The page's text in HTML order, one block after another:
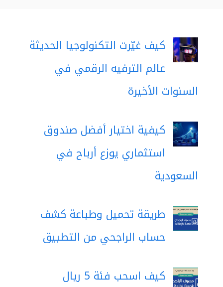
كيف غيّرت التكنولوجيا الحديثة
عالم الترفيه الرقمي في
السنوات الأخيرة
كيفية اختيار أفضل صندوق
استثماري يوزع أرباح في
السعودية
طريقة تحميل وطباعة كشف
حساب الراجحي من التطبيق
كيف اسحب فئة 5 ريال